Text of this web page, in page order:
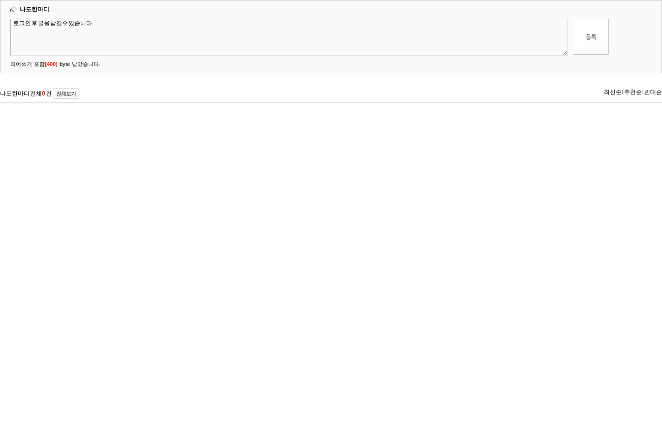
나도한마디
띄어쓰기 포함[400] byte 남았습니다.
나도한마디 전체 0건 전체보기 최신순 추천순 반대순